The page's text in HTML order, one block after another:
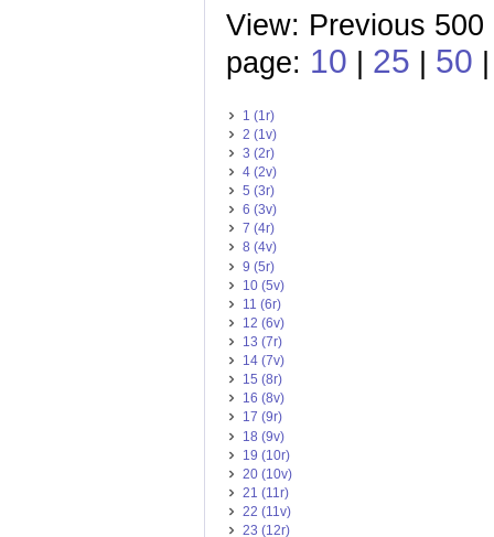
View: Previous
page: 10 25 50
1 (1r)
2 (1v)
3 (2r)
4 (2v)
5 (3r)
6 (3v)
7 (4r)
8 (4v)
9 (5r)
10 (5v)
11 (6r)
12 (6v)
13 (7r)
14 (7v)
15 (8r)
16 (8v)
17 (9r)
18 (9v)
19 (10r)
20 (10v)
21 (11r)
22 (11v)
23 (12r)